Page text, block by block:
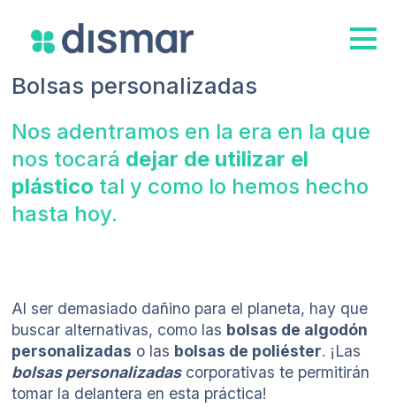
Bolsas personalizadas
Nos adentramos en la era en la que
nos tocará dejar de utilizar el
plástico tal y como lo hemos hecho
hasta hoy.
Al ser demasiado dañino para el planeta, hay que
buscar alternativas, como las bolsas de algodón
personalizadas o las bolsas de poliéster. ¡Las
bolsas personalizadas corporativas te permitirán
tomar la delantera en esta práctica!